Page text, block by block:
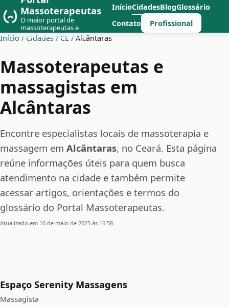
Massoterapeutas
O maior portal de
massoterapeutas e
massagistas do Brasil
InícioCidadesBlogGlossário
Contato
Profissional
Início / Cidades / CE / Alcântaras
Massoterapeutas e
massagistas em
Alcântaras
Encontre especialistas locais de massoterapia e
massagem em Alcântaras, no Ceará. Esta página
reúne informações úteis para quem busca
atendimento na cidade e também permite
acessar artigos, orientações e termos do
glossário do Portal Massoterapeutas.
Atualizado em 10 de maio de 2025 às 16:58.
Espaço Serenity Massagens
Massagista